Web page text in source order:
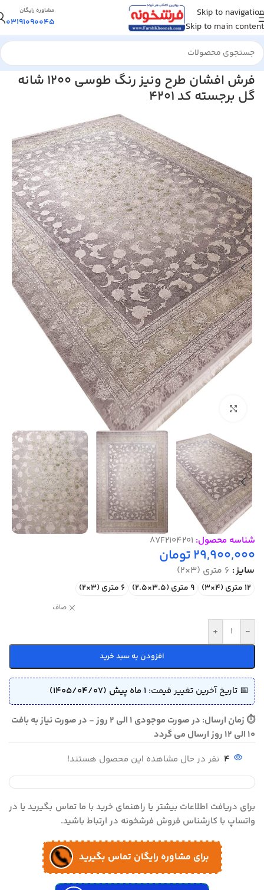
Skip to navigation
Skip to main content
مشاوره رایگان
03191090045
خانه/فرش ماشینی/فرش 1200 شانه
فرش افشان طرح ونیز رنگ طوسی 1200 شانه
گل برجسته کد 4201
بزرگنمایی تصویر
شناسه محصول: 87F2104201
29,900,000تومان
سایز 6 متری (3×2)
12 متری (4×3) 9 متری (3.5×2.5) 6 متری (3×2)
صاف
-
+
افزودن به سبد خرید
📅 تاریخ آخرین تغییر قیمت: 1 ماه پیش (1405/04/07)
⏱ زمان ارسال: در صورت موجودی 1 الی 2 روز - در صورت نیاز به بافت
10 الی 12 روز ارسال می گردد
4 نفر در حال مشاهده این محصول هستند!
برای دریافت اطلاعات بیشتر یا راهنمای خرید با ما تماس بگیرید یا در
واتساپ با کارشناس فروش فرشخونه در ارتباط باشید.
برای مشاوره رایگان تماس بگیرید